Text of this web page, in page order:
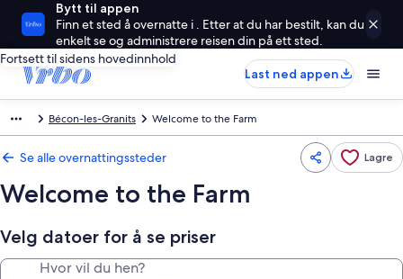
Bytt til appen
Finn et sted å overnatte i . Etter at du har bestilt, kan du
enkelt se og administrere reisen din på ett sted.
Fortsett til sidens hovedinnhold
Last ned appen
Bécon-les-Granits Welcome to the Farm
Se alle overnattingssteder Lagre
Welcome to the Farm
Velg datoer for å se priser
Hvor vil du hen?